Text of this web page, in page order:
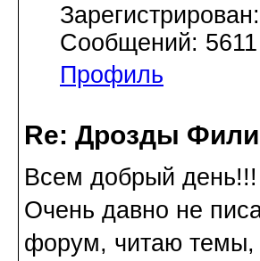
Сообщений: 5611
Профиль
Re: Дрозды
Всем добрый день!!!
Очень давно не
форум, читаю темы,